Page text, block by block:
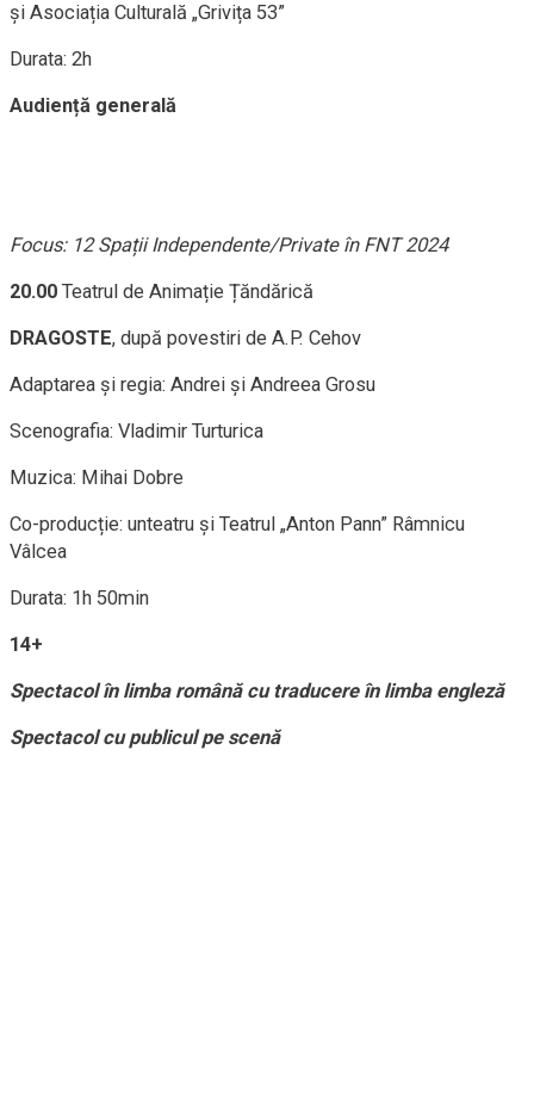
și Asociația Culturală „Grivița 53”
Durata: 2h
Audiență generală
Focus: 12 Spații Independente/Private în FNT 2024
20.00 Teatrul de Animație Țăndărică
DRAGOSTE, după povestiri de A.P. Cehov
Adaptarea și regia: Andrei și Andreea Grosu
Scenografia: Vladimir Turturica
Muzica: Mihai Dobre
Co-producție: unteatru și Teatrul „Anton Pann” Râmnicu
Vâlcea
Durata: 1h 50min
14+
Spectacol în limba română cu traducere în limba engleză
Spectacol cu publicul pe scenă